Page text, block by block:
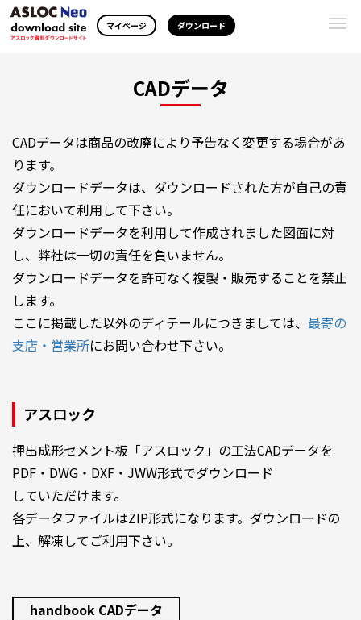
マイページ ダウンロード
CADデータ
CADデータは商品の改廃により予告なく変更する場合があ
ります。
ダウンロードデータは、ダウンロードされた方が自己の責
任において利用して下さい。
ダウンロードデータを利用して作成されました図面に対
し、弊社は一切の責任を負いません。
ダウンロードデータを許可なく複製・販売することを禁止
します。
ここに掲載した以外のディテールにつきましては、 最寄の
支店・営業所にお問い合わせ下さい。
アスロック
押出成形セメント板「アスロック」の工法CADデータを
PDF・DWG・DXF・JWW形式でダウンロード
していただけます。
各データファイルはZIP形式になります。ダウンロードの
上、解凍してご利用下さい。
handbook CADデータ